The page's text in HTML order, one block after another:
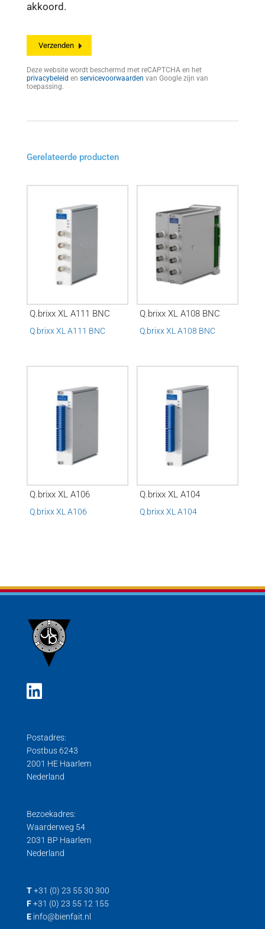
akkoord.
Deze website wordt beschermd met reCAPTCHA en het
privacybeleid en servicevoorwaarden van Google zijn van
toepassing.
Gerelateerde producten
Q.brixx XL A111 BNC
Q.brixx XL A111 BNC
Q.brixx XL A108 BNC
Q.brixx XL A108 BNC
Q.brixx XL A106
Q.brixx XL A106
Q.brixx XL A104
Q.brixx XL A104
Postadres:
Postbus 6243
2001 HE Haarlem
Nederland
Bezoekadres:
Waarderweg 54
2031 BP Haarlem
Nederland
T +31 (0) 23 55 30 300
F +31 (0) 23 55 12 155
E info@bienfait.nl